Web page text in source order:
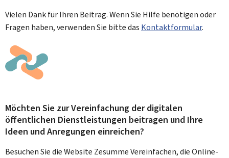
Vielen Dank für Ihren Beitrag. Wenn Sie Hilfe benötigen oder
Fragen haben, verwenden Sie bitte das Kontaktformular.
Möchten Sie zur Vereinfachung der digitalen
öffentlichen Dienstleistungen beitragen und Ihre
Ideen und Anregungen einreichen?
Besuchen Sie die Website Zesumme Vereinfachen, die Online-